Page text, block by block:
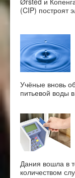
(CIP) построят
Учёные вновь
питьевой воды
Дания вошла в
количеством